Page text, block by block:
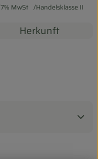
7% MwSt Handelsklasse II
Herkunft